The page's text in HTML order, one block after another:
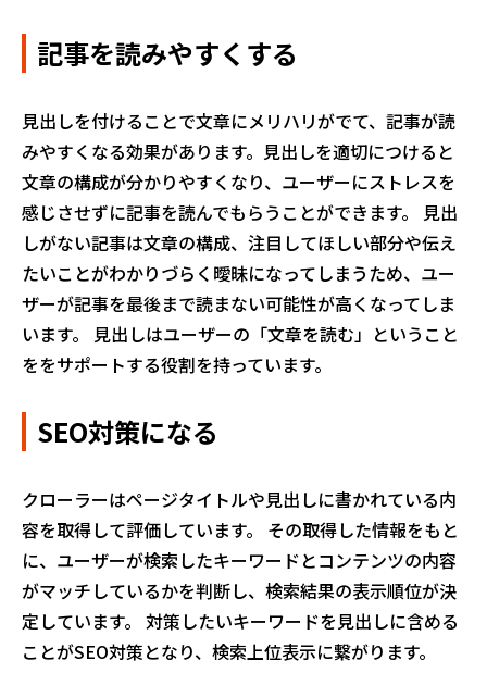
記事を読みやすくする
見出しを付けることで文章にメリハリがでて、記事が読
みやすくなる効果があります。見出しを適切につけると
文章の構成が分かりやすくなり、ユーザーにストレスを
感じさせずに記事を読んでもらうことができます。 見出
しがない記事は文章の構成、注目してほしい部分や伝え
たいことがわかりづらく曖昧になってしまうため、ユー
ザーが記事を最後まで読まない可能性が高くなってしま
います。 見出しはユーザーの「文章を読む」ということ
ををサポートする役割を持っています。
SEO対策になる
クローラーはページタイトルや見出しに書かれている内
容を取得して評価しています。 その取得した情報をもと
に、ユーザーが検索したキーワードとコンテンツの内容
がマッチしているかを判断し、検索結果の表示順位が決
定しています。 対策したいキーワードを見出しに含める
ことがSEO対策となり、検索上位表示に繋がります。